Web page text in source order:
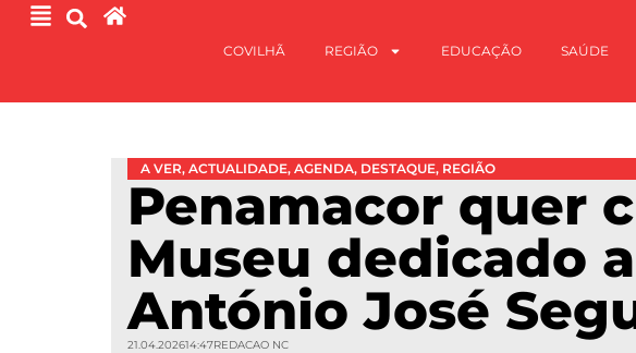
COVILHÃ REGIÃO EDUCAÇÃO SAÚDE
A VER, ACTUALIDADE, AGENDA, DESTAQUE, REGIÃO
Penamacor quer
Museu dedicado a
António José
21.04.202614:47REDACAO NC